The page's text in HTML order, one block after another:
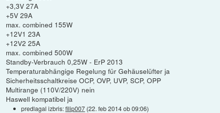
+3,3V 27A
+5V 29A
max. combined 155W
+12V1 23A
+12V2 25A
max. combined 500W
Standby-Verbrauch 0,25W - ErP 2013
Temperaturabhängige Regelung für Gehäuselüfter ja
Sicherheitsschaltkreise OCP, OVP, UVP, SCP, OPP
Multirange (110V/220V) nein
Haswell kompatibel ja
predlagal izbris:filip007 (22. feb 2014 ob 09:06)